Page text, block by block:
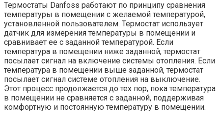
Термостаты Danfoss работают по принципу сравнения
температуры в помещении с желаемой температурой,
установленной пользователем. Термостат использует
датчик для измерения температуры в помещении и
сравнивает ее с заданной температурой. Если
температура в помещении ниже заданной, термостат
посылает сигнал на включение системы отопления. Если
температура в помещении выше заданной, термостат
посылает сигнал системе отопления на выключение.
Этот процесс продолжается до тех пор, пока температура
в помещении не сравняется с заданной, поддерживая
комфортную и постоянную температуру в помещении.